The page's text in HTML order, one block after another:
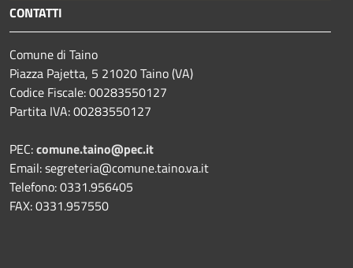
CONTATTI
Comune di Taino
Piazza Pajetta, 5 21020 Taino (VA)
Codice Fiscale: 00283550127
Partita IVA: 00283550127
PEC:comune.taino@pec.it
Email: segreteria@comune.taino.va.it
Telefono: 0331.956405
FAX: 0331.957550